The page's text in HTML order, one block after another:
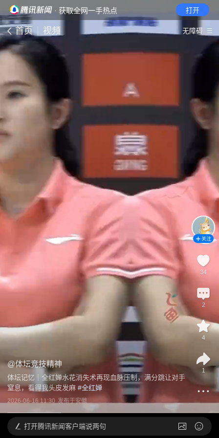
· 获取全网一手热点 打开
首页 视频 无障碍
@体坛竞技精神
体坛记忆｜全红婵水花消失术再现血脉压制，满分跳让对手
窒息，看得我头皮发麻 #全红婵
2026-06-16 11:30 发布于安徽
关注
34
2
4
1
打开腾讯新闻客户端说两句